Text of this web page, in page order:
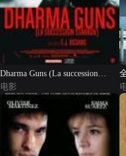
Dharma Guns (La succession
Starkov)
电影